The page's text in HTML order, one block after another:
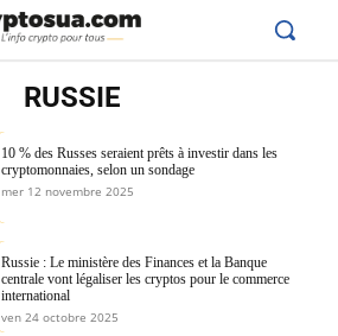
RUSSIE
10 % des Russes seraient prêts à investir dans les
cryptomonnaies, selon un sondage
mer 12 novembre 2025
Russie : Le ministère des Finances et la Banque
centrale vont légaliser les cryptos pour le commerce
international
ven 24 octobre 2025